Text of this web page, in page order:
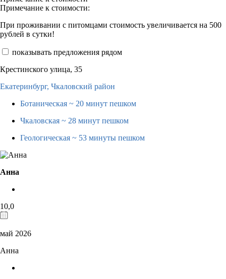
Примечание к стоимости:
При проживании с питомцами стоимость увеличивается на 500
рублей в сутки!
показывать предложения рядом
Крестинского улица, 35
Екатеринбург, Чкаловский район
Ботаническая ~ 20 минут пешком
Чкаловская ~ 28 минут пешком
Геологическая ~ 53 минуты пешком
Анна
10,0
май 2026
Анна